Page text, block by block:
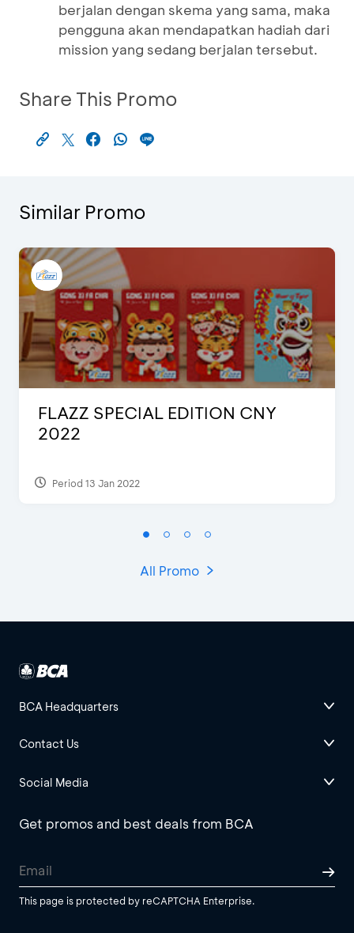
berjalan dengan skema yang sama, maka
pengguna akan mendapatkan hadiah dari
mission yang sedang berjalan tersebut.
Share This Promo
Similar Promo
FLAZZ SPECIAL EDITION CNY
2022
Period 13 Jan 2022
All Promo
BCA Headquarters
Contact Us
Social Media
Get promos and best deals from BCA
This page is protected by reCAPTCHA Enterprise.